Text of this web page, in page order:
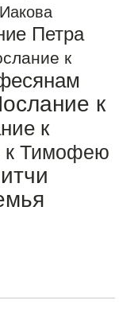
Петра
к
к
к
к Тимофею